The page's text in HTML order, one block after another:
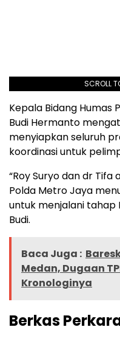
SCROLL
Kepala Bidang Humas
Budi Hermanto
menyiapkan seluruh
koordinasi untuk
“Roy Suryo dan dr
Polda Metro Jaya
untuk menjalani tahap
Budi.
Baca Juga :
Medan, Dugaan
Kronologinya
Berkas